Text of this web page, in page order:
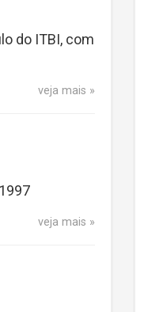
do ITBI, com
veja mais
veja mais